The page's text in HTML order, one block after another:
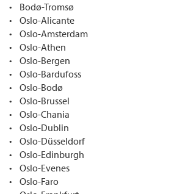
• Bodø-Tromsø
• Oslo-Alicante
• Oslo-Amsterdam
• Oslo-Athen
• Oslo-Bergen
• Oslo-Bardufoss
• Oslo-Bodø
• Oslo-Brussel
• Oslo-Chania
• Oslo-Dublin
• Oslo-Düsseldorf
• Oslo-Edinburgh
• Oslo-Evenes
• Oslo-Faro